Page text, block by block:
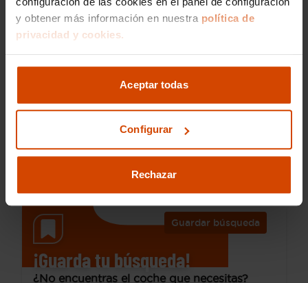
y obtener más información en nuestra política de
privacidad y cookies.
Aceptar todas
Configurar
Rechazar
Desde 264 € /mes*
BMW Serie 1
2023
99.995 km
Manual
Alcalá de
Guardar búsqueda
¡Guarda tu búsqueda!
¿No encuentras el coche que necesitas?